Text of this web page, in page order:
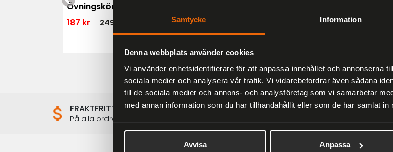
Samtycke Information
Denna webbplats använder cookies
Vi använder enhetsidentifierare för att anpassa innehållet och annonserna
sociala medier och analysera vår trafik. Vi vidarebefordrar även sådana
till de sociala medier och annons- och analysföretag som vi samarbetar
med annan information som du har tillhandahållit eller som de har samlat in
Avvisa Anpassa
Övningskörningsväst MC
187 kr
249 kr
Touring/
FRAKTFRITT
På alla ordrar över 2000 kr
1-3 DAGAR LEVERANS